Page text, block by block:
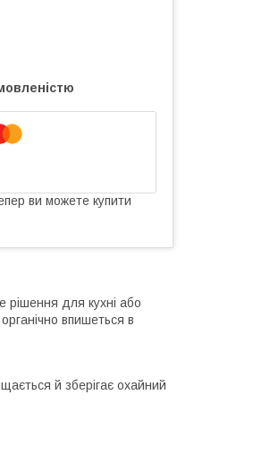
ви можете купити
рішення для кухні або
впишеться в
й зберігає охайний